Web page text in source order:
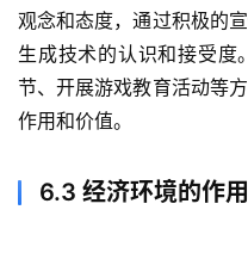
观念和态度，通过积极的
生成技术的认识和接受度
节、开展游戏教育活动等
作用和价值。
6.3 经济环境的作用